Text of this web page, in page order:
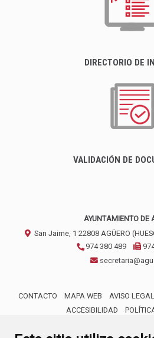
DIRECTORIO DE
VALIDACIÓN DE
AYUNTAMIENTO DE
San Jaime, 1 22808 AGÜERO
974 380 489
CONTACTO MAPA WEB AVISO LEGAL
ACCESIBILIDAD